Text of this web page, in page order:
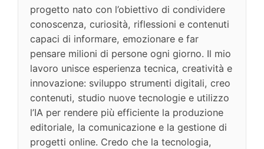
progetto nato con l’obiettivo di condividere
conoscenza, curiosità, riflessioni e contenuti
capaci di informare, emozionare e far
pensare milioni di persone ogni giorno. Il mio
lavoro unisce esperienza tecnica, creatività e
innovazione: sviluppo strumenti digitali, creo
contenuti, studio nuove tecnologie e utilizzo
l’IA per rendere più efficiente la produzione
editoriale, la comunicazione e la gestione di
progetti online. Credo che la tecnologia,